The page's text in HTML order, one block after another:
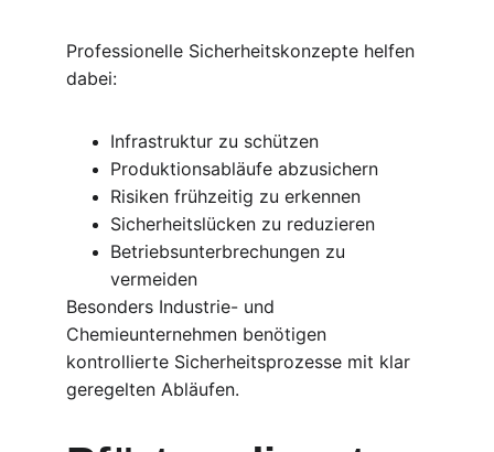
Professionelle Sicherheitskonzepte helfen
dabei:
Infrastruktur zu schützen
Produktionsabläufe abzusichern
Risiken frühzeitig zu erkennen
Sicherheitslücken zu reduzieren
Betriebsunterbrechungen zu
vermeiden
Besonders Industrie- und
Chemieunternehmen benötigen
kontrollierte Sicherheitsprozesse mit klar
geregelten Abläufen.